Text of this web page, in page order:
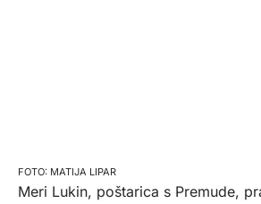
MATIJA LIPAR
Meri Lukin, poštarica s Premude,